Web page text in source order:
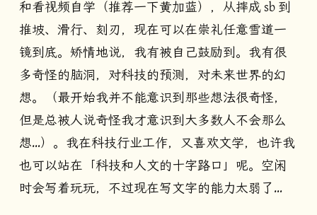
和看视频自学（推荐一下黄加蓝），从摔成 sb 到
推坡、滑行、刻刃，现在可以在崇礼任意雪道一
镜到底。矫情地说，我有被自己鼓励到。我有很
多奇怪的脑洞，对科技的预测，对未来世界的幻
想。（最开始我并不能意识到那些想法很奇怪，
但是总被人说奇怪我才意识到大多数人不会那么
想…）。我在科技行业工作，又喜欢文学，也许我
也可以站在「科技和人文的十字路口」呢。空闲
时会写着玩玩，不过现在写文字的能力太弱了…